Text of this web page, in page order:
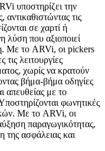
υποστηρίζει την
αντικαθιστώντας τις
σε χαρτί ή
λύση που αξιοποιεί
Με το ARVi, οι pickers
λειτουργίες
χωρίς να κρατούν
βήμα-βήμα οδηγίες
απευθείας με το
φωνητικές
Με το ARVi, οι
παραγωγικότητας,
της ασφάλειας και